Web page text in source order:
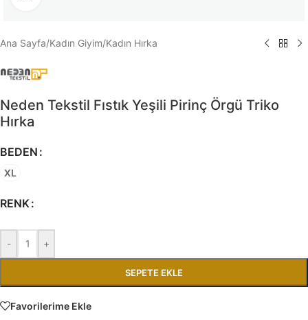
Ana Sayfa/Kadın Giyim/Kadın Hırka
Neden Tekstil Fıstık Yeşili Pirinç Örgü Triko
Hırka
BEDEN
XL
RENK
- +
SEPETE EKLE
Favorilerime Ekle